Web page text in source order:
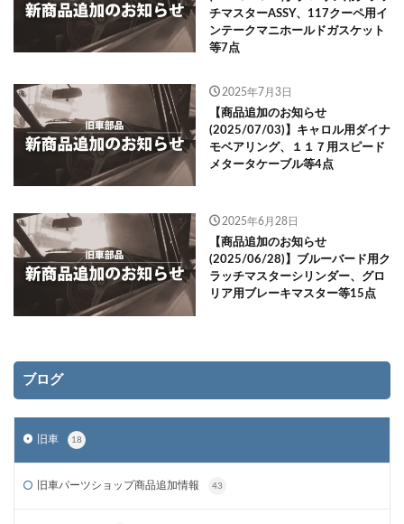
チマスターASSY、117クーペ用イ
ンテークマニホールドガスケット
等7点
2025年7月3日
【商品追加のお知らせ
(2025/07/03)】キャロル用ダイナ
モベアリング、１１７用スピード
メタータケーブル等4点
2025年6月28日
【商品追加のお知らせ
(2025/06/28)】ブルーバード用ク
ラッチマスターシリンダー、グロ
リア用ブレーキマスター等15点
ブログ
旧車 18
旧車パーツショップ商品追加情報 43